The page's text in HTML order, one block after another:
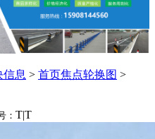
信息 > 首页焦点轮换图 >
： T|T